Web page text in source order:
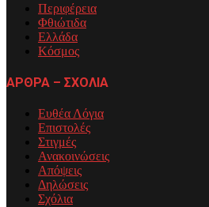
Περιφέρεια
Φθιώτιδα
Ελλάδα
Κόσμος
ΑΡΘΡΑ – ΣΧΟΛΙΑ
Ευθέα Λόγια
Επιστολές
Στιγμές
Ανακοινώσεις
Απόψεις
Δηλώσεις
Σχόλια